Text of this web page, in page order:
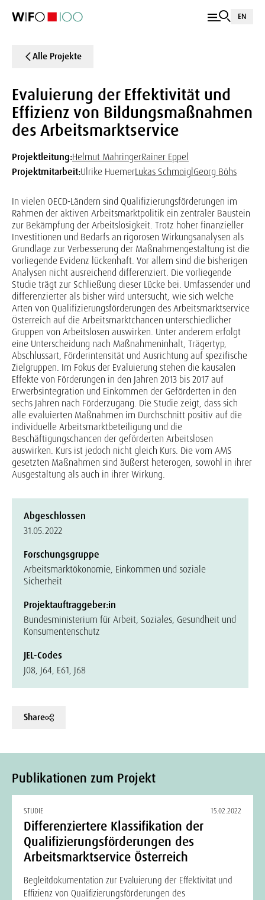
EN
Alle Projekte
Evaluierung der Effektivität und
Effizienz von Bildungsmaßnahmen
des Arbeitsmarktservice
Projektleitung:Helmut MahringerRainer Eppel
Projektmitarbeit:Ulrike HuemerLukas Schmoigl Georg Böhs
In vielen OECD-Ländern sind Qualifizierungsförderungen im
Rahmen der aktiven Arbeitsmarktpolitik ein zentraler Baustein
zur Bekämpfung der Arbeitslosigkeit. Trotz hoher finanzieller
Investitionen und Bedarfs an rigorosen Wirkungsanalysen als
Grundlage zur Verbesserung der Maßnahmengestaltung ist die
vorliegende Evidenz lückenhaft. Vor allem sind die bisherigen
Analysen nicht ausreichend differenziert. Die vorliegende
Studie trägt zur Schließung dieser Lücke bei. Umfassender und
differenzierter als bisher wird untersucht, wie sich welche
Arten von Qualifizierungsförderungen des Arbeitsmarktservice
Österreich auf die Arbeitsmarktchancen unterschiedlicher
Gruppen von Arbeitslosen auswirken. Unter anderem erfolgt
eine Unterscheidung nach Maßnahmeninhalt, Trägertyp,
Abschlussart, Förderintensität und Ausrichtung auf spezifische
Zielgruppen. Im Fokus der Evaluierung stehen die kausalen
Effekte von Förderungen in den Jahren 2013 bis 2017 auf
Erwerbsintegration und Einkommen der Geförderten in den
sechs Jahren nach Förderzugang. Die Studie zeigt, dass sich
alle evaluierten Maßnahmen im Durchschnitt positiv auf die
individuelle Arbeitsmarktbeteiligung und die
Beschäftigungschancen der geförderten Arbeitslosen
auswirken. Kurs ist jedoch nicht gleich Kurs. Die vom AMS
gesetzten Maßnahmen sind äußerst heterogen, sowohl in ihrer
Ausgestaltung als auch in ihrer Wirkung.
Abgeschlossen
31.05.2022
Forschungsgruppe
Arbeitsmarktökonomie, Einkommen und soziale
Sicherheit
Projektauftraggeber:in
Bundesministerium für Arbeit, Soziales, Gesundheit und
Konsumentenschutz
JEL-Codes
J08, J64, E61, J68
Share
Publikationen zum Projekt
STUDIE 15.02.2022
Differenziertere Klassifikation der
Qualifizierungsförderungen des
Arbeitsmarktservice Österreich
Begleitdokumentation zur Evaluierung der Effektivität und
Effizienz von Qualifizierungsförderungen des